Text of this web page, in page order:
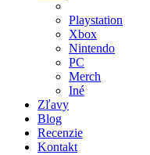
Playstation
Xbox
Nintendo
PC
Merch
Iné
Zľavy
Blog
Recenzie
Kontakt